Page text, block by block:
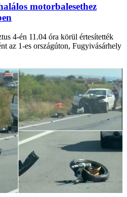
motorbalesethez
4-én 11.04 óra körül értesítették
az 1-es országúton, Fugyivásárhely